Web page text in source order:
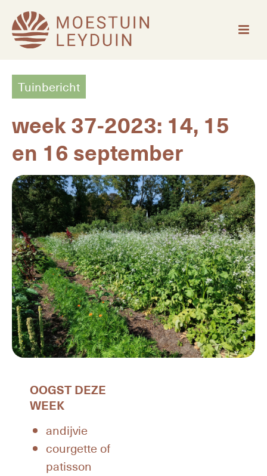
Tuinbericht
week 37-2023: 14, 15
en 16 september
OOGST DEZE
WEEK
andijvie
courgette of
patisson